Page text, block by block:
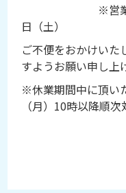
※営業部のみ
日（土）
ご不便をおかけいた
すようお願い申し上
※休業期間中に頂い
（月）10時以降順次